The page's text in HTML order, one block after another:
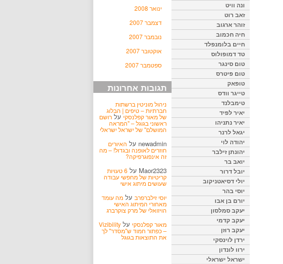
ינואר 2008
דצמבר 2007
נובמבר 2007
אוקטובר 2007
ספטמבר 2007
תגובות אחרונות
ניהול מוניטין ברשתות
חברתיות – טיפים | הבלוג
של מאור קפלנסקיעל רושם
ראשוני בגוגל – "המראה
המושלם" של ישראל ישראלי
newadmin על האיורים
חוזרים לאופנה ובגדול! – מה
זה אינפוגרפיקה?
Maor2323 על 6 טעויות
קריטיות של מחפשי עבודה
שעושים מיתוג אישי
יוסי זילברפרב על מה עומד
מאחורי המיתוג האישי
הויזואלי של מרק צוקרברג
מאור קפלנסקי על Vizibility
– כפתור חמוד ש"מסדר" לך
את התוצאות בגוגל
ונה וויט
זאב רוט
זוהר ארגוב
חיה חכמוב
חיים בלומנפלד
טד דמופולוס
טום סינגר
טום פיטרס
טופאק
טייגר וודס
טימבלנד
יאיר לפיד
יאיר נתניהו
יגאל לרנר
יהודה לוי
יהונתן זילבר
יואב בר
יובל דרור
יולי דסיאטניקוב
יוסי בהר
יורם בן אבו
יעקב סמלסון
יעקב קדמי
יעקב רוזן
ירדן לוינסקי
ירוו לונדון
ישראל ישראלי